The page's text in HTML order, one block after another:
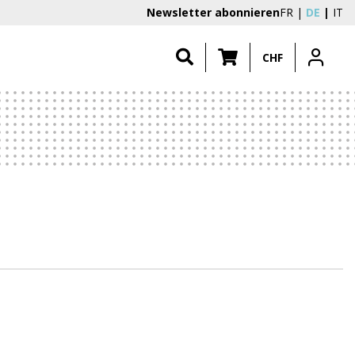
Newsletter abonnierenFR DE IT
CHF